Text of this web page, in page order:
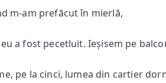
m-am prefăcut în mierlă,
a fost pecetluit. Ieșisem pe
pe la cinci, lumea din cartier